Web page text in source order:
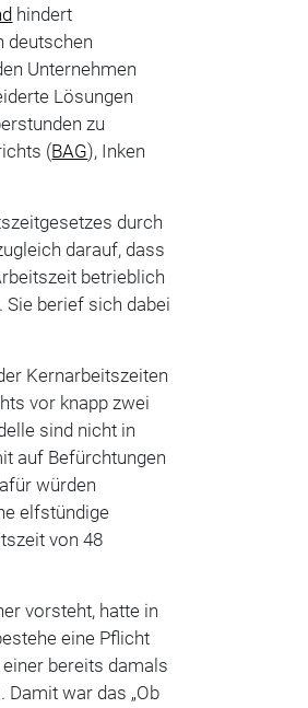
hindert
deutschen
Unternehmen
Lösungen
zu
(BAG), Inken
durch
darauf, dass
betrieblich
berief sich dabei
Kernarbeitszeiten
vor knapp zwei
sind nicht in
auf Befürchtungen
würden
elfstündige
von 48
vorsteht, hatte in
eine Pflicht
bereits damals
war das „Ob